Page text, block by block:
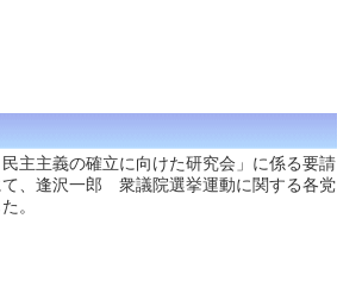
主主義の確立に向けた研究会」に係る要請
、逢沢一郎 衆議院選挙運動に関する各党
。